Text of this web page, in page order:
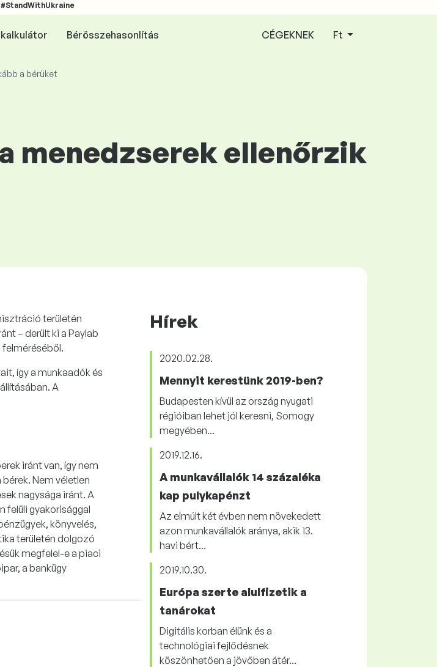
#StandWithUkraine
Bérösszehasonlítás CÉGEKNEK Ft
a bérüket
menedzserek ellenőrzik
területén
– derült ki a Paylab
így a munkaadók és
A
iránt van, így nem
Nem véletlen
nagysága iránt. A
felüli gyakorisággal
könyvelés,
területén dolgozó
megfelel-e a piaci
a bankügy
Hírek
2020.02.28.
Mennyit kerestünk 2019-ben?
Budapesten kívül az ország nyugati
régióiban lehet jól keresni, Somogy
megyében...
2019.12.16.
A munkavállalók 14 százaléka
kap pulykapénzt
Az elmúlt két évben nem növekedett
azon munkavállalók aránya, akik 13.
havi bért...
2019.10.30.
Európa szerte alulfizetik a
tanárokat
Digitális korban élünk és a
technológiai fejlődésnek
köszönhetően a jövőben átér...